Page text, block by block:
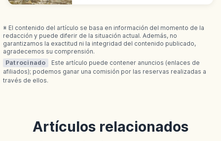
※ El contenido del artículo se basa en información del momento de la
redacción y puede diferir de la situación actual. Además, no
garantizamos la exactitud ni la integridad del contenido publicado,
agradecemos su comprensión.
Patrocinado
Este artículo puede contener anuncios (enlaces de
afiliados); podemos ganar una comisión por las reservas realizadas a
través de ellos.
Artículos relacionados